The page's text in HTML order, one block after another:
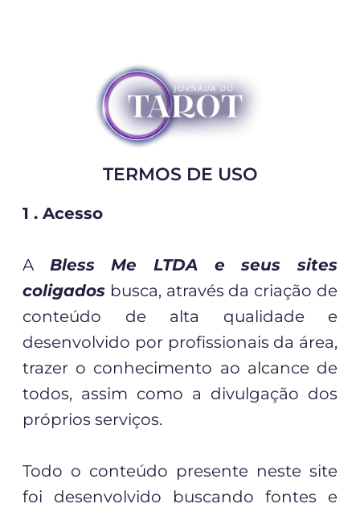
TERMOS DE USO
1 . Acesso
A Bless Me LTDA e seus sites
coligados busca, através da criação de
conteúdo de alta qualidade e
desenvolvido por profissionais da área,
trazer o conhecimento ao alcance de
todos, assim como a divulgação dos
próprios serviços.
Todo o conteúdo presente neste site
foi desenvolvido buscando fontes e